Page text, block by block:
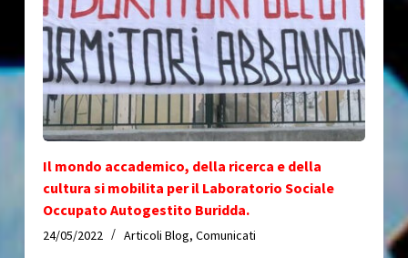
Il mondo accademico, della ricerca e della
cultura si mobilita per il Laboratorio Sociale
Occupato Autogestito Buridda.
24/05/2022 Articoli Blog, Comunicati